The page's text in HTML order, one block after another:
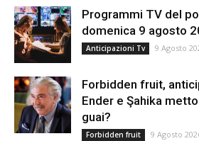
Programmi TV del
domenica 9 agosto
Anticipazioni Tv 9 Agosto
Forbidden fruit,
Ender e Şahika
guai?
Forbidden fruit 9 Agosto